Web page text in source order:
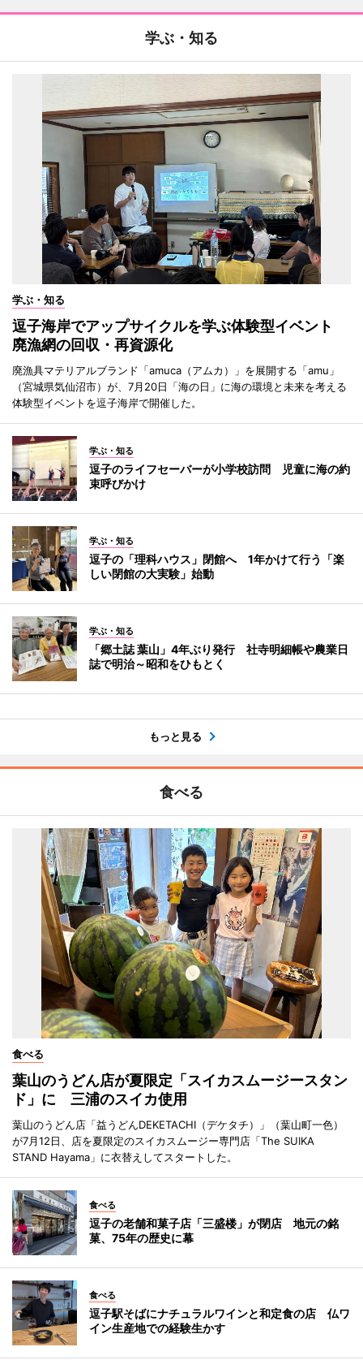
学ぶ・知る
学ぶ・知る
逗子海岸でアップサイクルを学ぶ体験型イベント
廃漁網の回収・再資源化
廃漁具マテリアルブランド「amuca（アムカ）」を展開する「amu」
（宮城県気仙沼市）が、7月20日「海の日」に海の環境と未来を考える
体験型イベントを逗子海岸で開催した。
学ぶ・知る
逗子のライフセーバーが小学校訪問 児童に海の約
束呼びかけ
学ぶ・知る
逗子の「理科ハウス」閉館へ 1年かけて行う「楽
しい閉館の大実験」始動
学ぶ・知る
「郷土誌 葉山」4年ぶり発行 社寺明細帳や農業日
誌で明治～昭和をひもとく
もっと見る
食べる
食べる
葉山のうどん店が夏限定「スイカスムージースタン
ド」に 三浦のスイカ使用
葉山のうどん店「益うどんDEKETACHI（デケタチ）」（葉山町一色）
が7月12日、店を夏限定のスイカスムージー専門店「The SUIKA
STAND Hayama」に衣替えしてスタートした。
食べる
逗子の老舗和菓子店「三盛楼」が閉店 地元の銘
菓、75年の歴史に幕
食べる
逗子駅そばにナチュラルワインと和定食の店 仏ワ
イン生産地での経験生かす